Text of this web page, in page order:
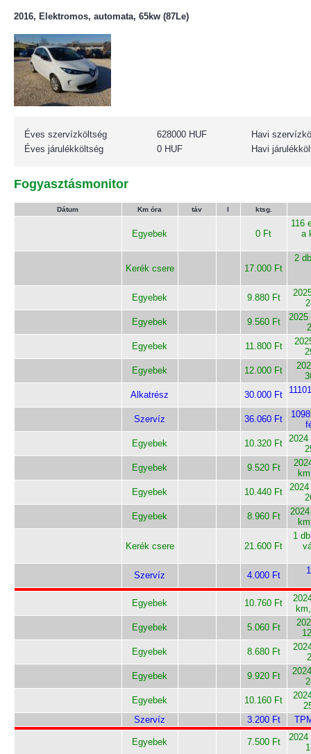
2016, Elektromos, automata, 65kw (87Le)
Éves szervízköltség 628000 HUF
Havi
Éves járulékköltség
0 HUF Havi
Fogyasztásmonitor
Dátum Km óra táv l ktsg.
Egyebek 0 Ft
116
a
Kerék csere 17.000 Ft
2
Egyebek 9.880 Ft
Egyebek
9.560 Ft
Egyebek
11.800 Ft
Egyebek
12.000 Ft
Alkatrész
30.000 Ft
Szervíz 36.060 Ft
Egyebek
10.320 Ft 2024
Egyebek
9.520 Ft
Egyebek
10.440 Ft
Egyebek
8.960 Ft
Kerék csere 21.600 Ft
1
Szervíz 4.000 Ft
Egyebek 10.760 Ft
Egyebek
5.060 Ft
Egyebek
8.680 Ft
Egyebek
9.920 Ft
Egyebek
10.160 Ft
Szervíz
3.200 Ft
Egyebek 7.500 Ft